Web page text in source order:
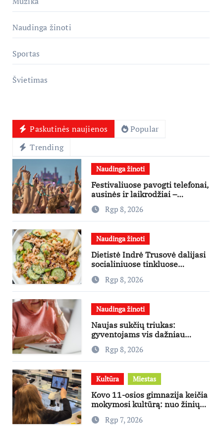
Naudinga žinoti
Sportas
Švietimas
Paskutinės naujienos
Popular
Trending
Naudinga žinoti
Festivaliuose pavogti telefonai,
ausinės ir laikrodžiai –
ekspertai primena apie
didžiausias finansines rizikas
Rgp 8, 2026
Naudinga žinoti
Dietistė Indrė Trusovė dalijasi
socialiniuose tinkluose
išpopuliarėjusiu lašišos salotų
receptuRgp 8, 2026
Naudinga žinoti
Naujas sukčių triukas:
gyventojams vis dažniau
skambina per „Viber“
Rgp 8, 2026
Kultūra Miestas
Kovo 11-osios gimnazija keičia
mokymosi kultūrą: nuo žinių
kaupimo – prie jų supratimo ir
taikymo
Rgp 7, 2026